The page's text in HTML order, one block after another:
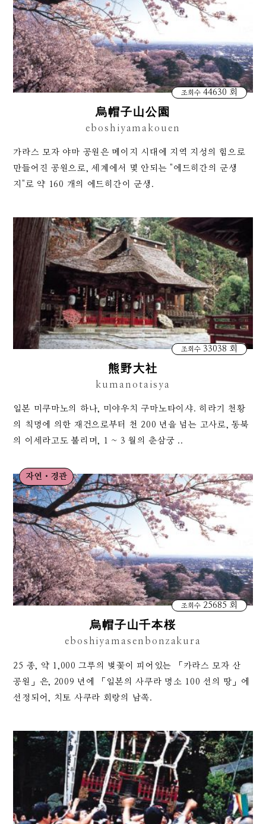
조회수44630 회
烏帽子山公園
eboshiyamakouen
가라스 모자 야마 공원은 메이지 시대에 지역 지성의 힘으로
만들어진 공원으로, 세계에서 몇 안되는 "에드히간의 군생
지"로 약 160 개의 에드히간이 군생.
조회수33038 회
熊野大社
kumanotaisya
일본 미쿠마노의 하나, 미야우치 구마노타이샤. 히라기 천황
의 칙명에 의한 재건으로부터 천 200 년을 넘는 고사로, 동북
의 이세라고도 불리며, 1 ~ 3 월의 춘삼궁 ..
자연・경관
조회수25685 회
烏帽子山千本桜
eboshiyamasenbonzakura
25 종, 약 1,000 그루의 벚꽃이 피어있는 「카라스 모자 산
공원」은, 2009 년에 「일본의 사쿠라 명소 100 선의 땅」에
선정되어, 치토 사쿠라 회랑의 남쪽.